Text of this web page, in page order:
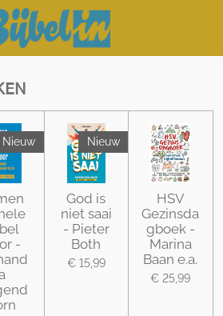
Nieuw
-
Nieuw
God is
niet saai
- Pieter
Both
€ 15,99
HSV
Gezinsda
gboek -
Marina
Baan e.a.
€ 25,99